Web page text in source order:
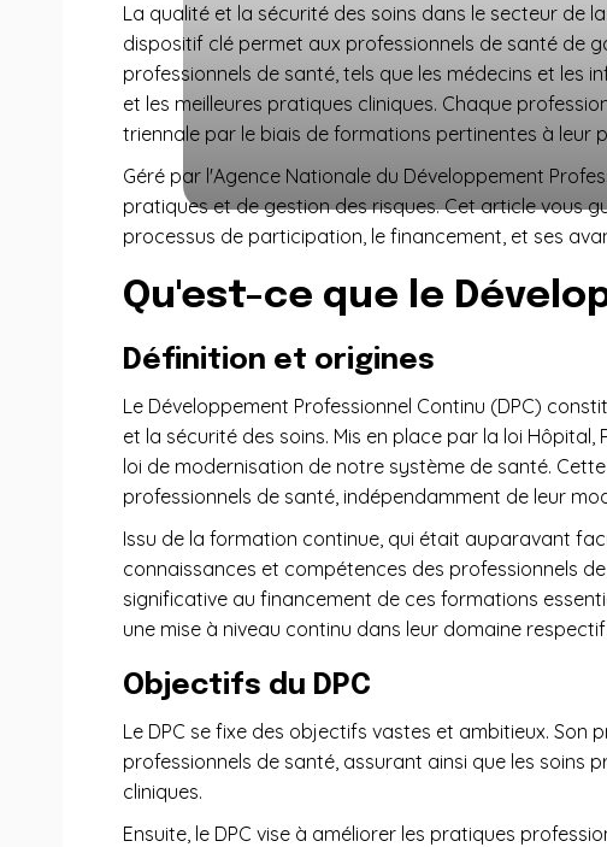
La qualité et la sécurité des soins dans le secteur de
dispositif clé permet aux professionnels de santé de
professionnels de santé, tels que les médecins et les
et les meilleures pratiques cliniques. Chaque
triennale par le biais de formations pertinentes à leur
Géré par l'Agence Nationale du Développement
pratiques et de gestion des risques. Cet article vous
processus de participation, le financement, et ses
Qu'est-ce que le
Définition et origines
Le Développement Professionnel Continu (DPC)
et la sécurité des soins. Mis en place par la loi Hôpital,
loi de modernisation de notre système de santé.
professionnels de santé, indépendamment de leur
Issu de la formation continue, qui était auparavant
connaissances et compétences des professionnels
significative au financement de ces formations
une mise à niveau continu dans leur domaine respectif.
Objectifs du DPC
Le DPC se fixe des objectifs vastes et ambitieux.
professionnels de santé, assurant ainsi que les soins
cliniques.
Ensuite, le DPC vise à améliorer les pratiques